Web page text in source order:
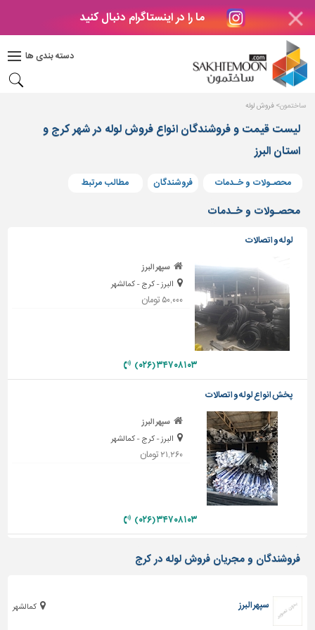
ما را در اینستاگرام دنبال کنید
دسته بندی ها
دکوراسیون
بتن
های
بتنی
درب
پنجره
مصالح
و
حفاظ
دیوارپوش،
کفپوش
و
سرویس
بهداشتی
ابزار،یراق
و
ماشین
آلات
برقی،روشنایی،ایمنی
و
و
ساختمون فروش لوله
لیست قیمت و فروشندگان انواع فروش لوله در شهر کرج و
استان البرز
محصـولات و خـدمات فروشندگان مطالب مرتبط
محصـولات و خـدمات
لوله و اتصالات
سپهر البرز
البرز - کرج - کمالشهر
۵۰,۰۰۰ تومان
۳۴۷۰۸۱۰۳ (۰۲۶)
پخش انواع لوله و اتصالات
سپهر البرز
البرز - کرج - کمالشهر
۲۱,۲۶۰ تومان
۳۴۷۰۸۱۰۳ (۰۲۶)
فروشندگان و مجریان فروش لوله در کرج
کمالشهر سپهر البرز